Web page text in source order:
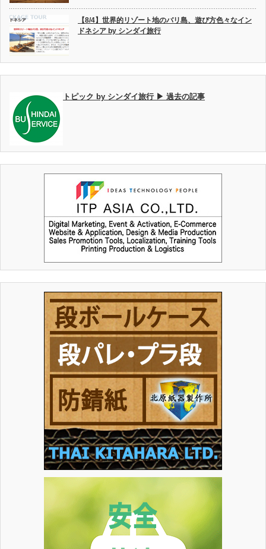
【8/4】世界的リゾート地のバリ島、遊び方色々なイン
ドネシア by シンダイ旅行
トピック by シンダイ旅行 ▶ 過去の記事